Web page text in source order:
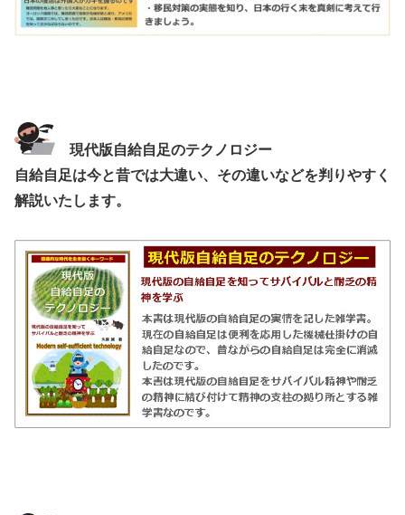
現代版自給自足のテクノロジー
自給自足は今と昔では大違い、その違いなどを判りやすく
解説いたします。